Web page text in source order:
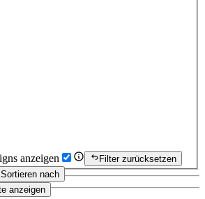
anzeigen
anzeigen
Filter zurücksetzen
Sortieren nach